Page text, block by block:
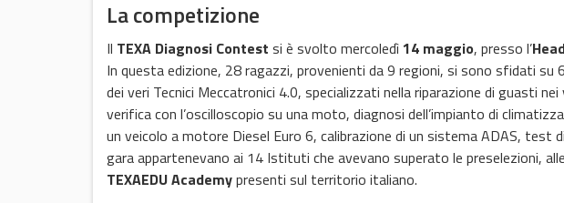
La competizione
Il TEXA Diagnosi Contest si è svolto mercoledì 14 maggio, presso l’
In questa edizione, 28 ragazzi, provenienti da 9 regioni, si sono sfidati su
dei veri Tecnici Meccatronici 4.0, specializzati nella riparazione di guasti
verifica con l’oscilloscopio su una moto, diagnosi dell’impianto di
un veicolo a motore Diesel Euro 6, calibrazione di un sistema ADAS, test
gara appartenevano ai 14 Istituti che avevano superato le preselezioni,
TEXAEDU Academypresenti sul territorio italiano.